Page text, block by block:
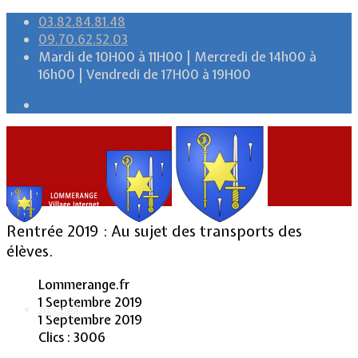
03.82.84.81.48
09.70.62.52.03
Mardi de 10H00 à 11H00 | Mercredi de 14h00 à
16h00 | Vendredi de 17H00 à 19H00
Accueil
Rentrée 2019 : Au sujet des transports des
élèves.
Lommerange.fr
1 Septembre 2019
1 Septembre 2019
Clics : 3006